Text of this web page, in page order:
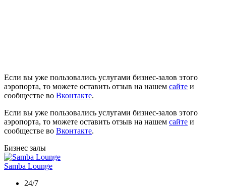
Если вы уже пользовались услугами бизнес-залов этого
аэропорта, то можете оставить отзыв на нашем сайте и
сообществе во Вконтакте.
Если вы уже пользовались услугами бизнес-залов этого
аэропорта, то можете оставить отзыв на нашем сайте и
сообществе во Вконтакте.
Бизнес залы
Samba Lounge
24/7